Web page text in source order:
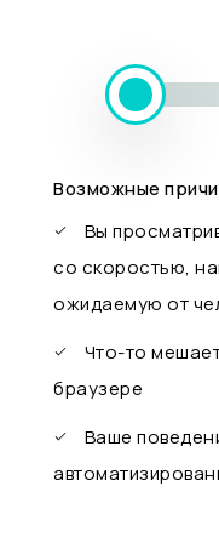
Возможные
Вы
со скоростью,
ожидаемую от
Что-то
браузере
Ваше